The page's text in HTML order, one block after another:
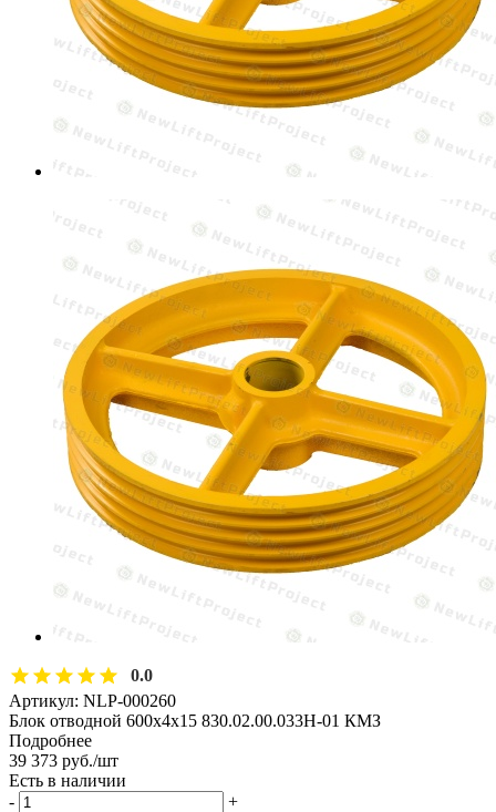
0.0
Артикул: NLP-000260
Блок отводной 600х4х15 830.02.00.033Н-01 КМЗ
Подробнее
39 373 руб./шт
Есть в наличии
-
+